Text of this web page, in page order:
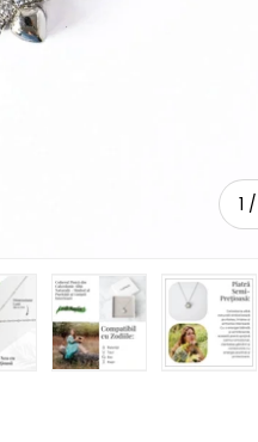
1
Încărcați